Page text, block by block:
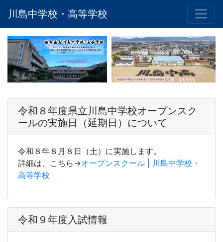
川島中学校・高等学校
令和８年度県立川島中学校オープンスク
ールの実施日（延期日）について
令和８年８月８日（土）に実施します。
詳細は、こちら→オープンスクール | 川島中学校・
高等学校
令和９年度入試情報